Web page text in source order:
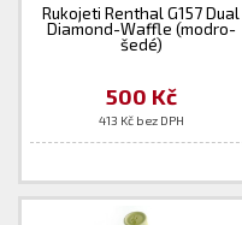
Rukojeti Renthal G157 Dual
Diamond-Waffle (modro-
šedé)
500 Kč
413 Kč bez DPH